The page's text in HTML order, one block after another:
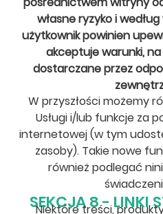
własne ryzyko i
użytkownik powinien
akceptuje warunki,
dostarczane przez
W przyszłości możemy
Usługi i/lub funkcje za
internetowej (w tym
zasoby). Takie nowe
również podlegać
SEKCJA 8 - LINKI
Niektóre treści,